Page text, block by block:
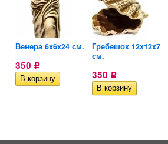
Венера 6x6x24 см.
350 Р
Гребешок 12x12x7
см.
350 Р